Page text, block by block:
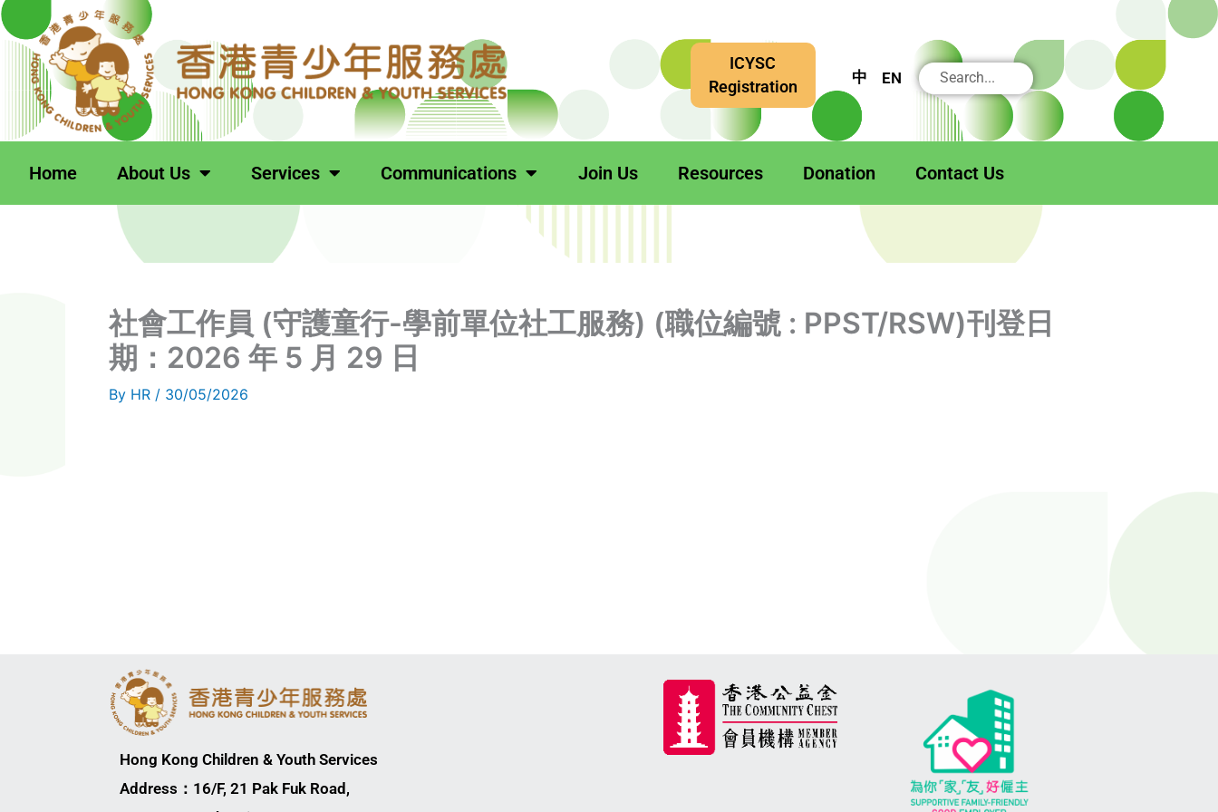
跳
至
ICYSC
Registration
中 EN
搜
尋
Home About Us Services Communications Join Us Resources Donation Contact Us
社會工作員 (守護童行-學前單位社工服務) (職位編號 : PPST/RSW)刊登日
期：2026 年 5 月 29 日
By HR / 30/05/2026
Hong Kong Children & Youth Services
Address：16/F, 21 Pak Fuk Road,